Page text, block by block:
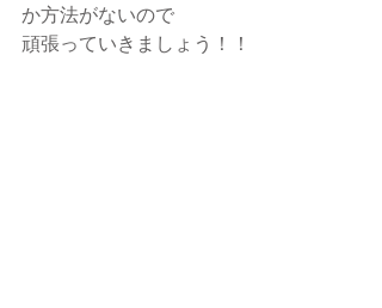
か方法がないので
頑張っていきましょう！！